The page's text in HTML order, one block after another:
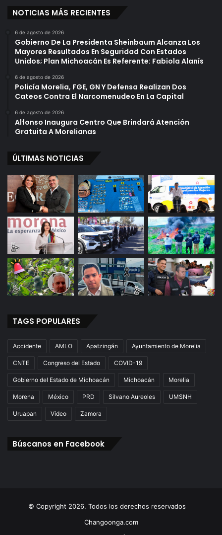
NOTICIAS MÁS RECIENTES
6 de agosto de 2026
Gobierno De La Presidenta Sheinbaum Alcanza Los
Mayores Resultados En Seguridad Con Estados
Unidos; Plan Michoacán Es Referente: Fabiola Alanís
6 de agosto de 2026
Policía Morelia, FGE, GN Y Defensa Realizan Dos
Cateos Contra El Narcomenudeo En La Capital
6 de agosto de 2026
Alfonso Inaugura Centro Que Brindará Atención
Gratuita A Morelianas
ÚLTIMAS NOTICIAS
TAGS POPULARES
Accidente AMLO Apatzingán Ayuntamiento de Morelia
CNTE Congreso del Estado COVID-19
Gobierno del Estado de Michoacán Michoacán Morelia
Morena México PRD Silvano Aureoles UMSNH
Uruapan Video Zamora
Búscanos en Facebook
© Copyright 2026. Todos los derechos reservados
Changoonga.com